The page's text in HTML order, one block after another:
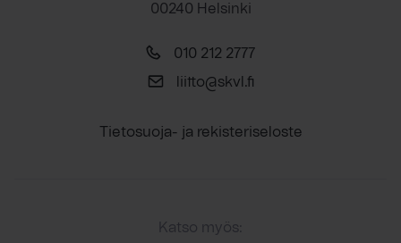
00240 Helsinki
010 212 2777
liitto@skvl.fi
Tietosuoja- ja rekisteriseloste
Katso myös: